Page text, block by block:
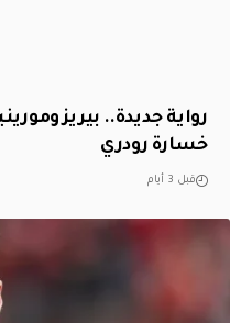
رواية جديدة.. بيريز
خسارة رودري
قبل 3 أيام